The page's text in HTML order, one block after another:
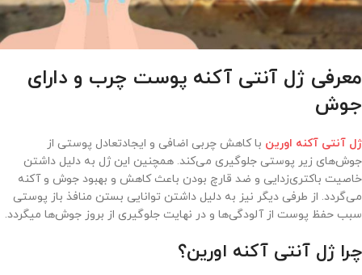
معرفی ژل آنتی آکنه پوست چرب و دارای
جوش
ژل آنتی آکنه اورین با کاهش چربی اضافی و ایجادتعادل پوستی از
جوش‌های زیر پوستی جلوگیری می‌کند. همچنین این ژل به دلیل داشتن
خاصیت باکتری‌زدایی و ضد قارچ بودن باعث کاهش و بهبود جوش و آکنه
می‌گردد. از طرفی دیگر نیز به دلیل داشتن توانایی بستن منافذ باز پوستی
سبب حفظ پوست از آلودگی‌ها و در نهایت جلوگیری از بروز جوش‌ها میگردد.
چرا ژل آنتی آکنه اورین؟